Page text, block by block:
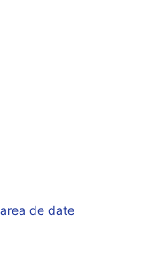
de date